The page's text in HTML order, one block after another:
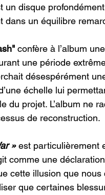
disque
dans un équilibre
confère à l’album
une période
désespérément
échelle lui
du projet. L’album ne
de reconstruction.
» est particulièrement
comme une
cette illusion que
que certaines